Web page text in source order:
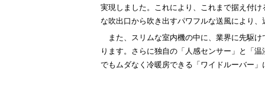
実現しました。これにより、これまで据え付
な吹出口から吹き出すパワフルな送風により
また、スリムな室内機の中に、業界に先駆け
ります。さらに独自の「人感センサー」と「
でもムダなく冷暖房できる「ワイドルーバー